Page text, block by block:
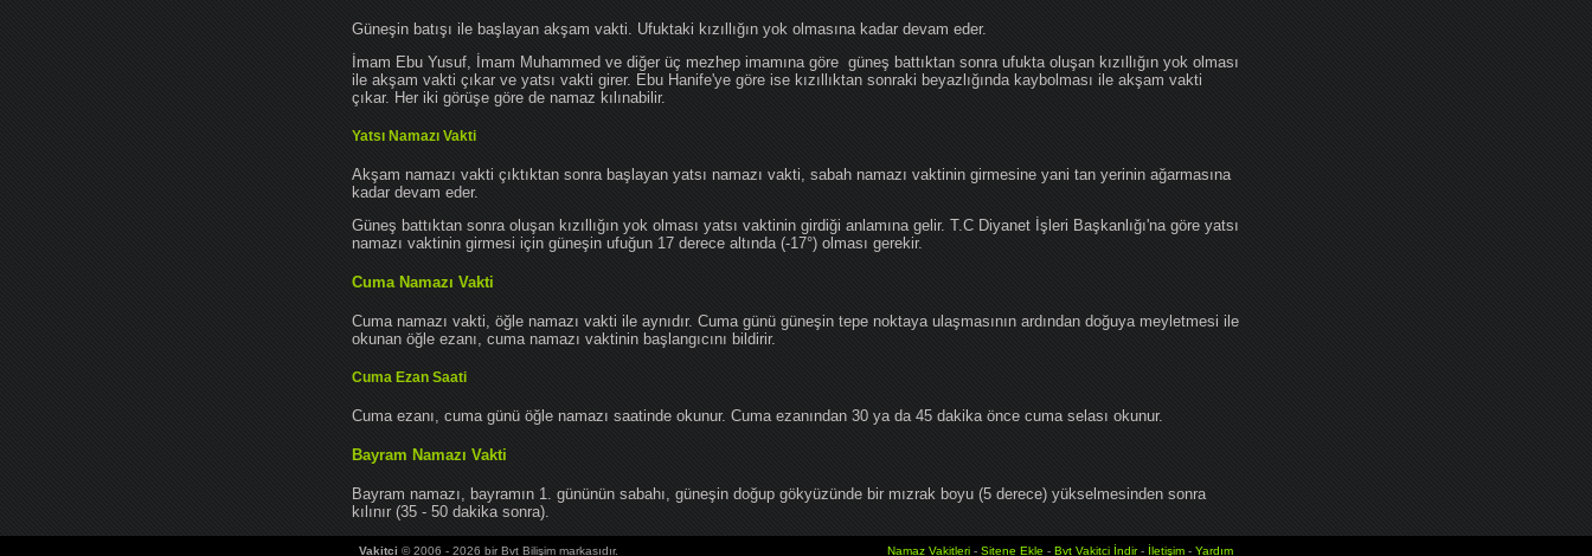
Güneşin batışı ile başlayan akşam vakti. Ufuktaki kızıllığın yok olmasına kadar devam eder.
İmam Ebu Yusuf, İmam Muhammed ve diğer üç mezhep imamına göre güneş battıktan sonra ufukta oluşan kızıllığın yok olması
ile akşam vakti çıkar ve yatsı vakti girer. Ebu Hanife'ye göre ise kızıllıktan sonraki beyazlığında kaybolması ile akşam vakti
çıkar. Her iki görüşe göre de namaz kılınabilir.
Yatsı Namazı Vakti
Akşam namazı vakti çıktıktan sonra başlayan yatsı namazı vakti, sabah namazı vaktinin girmesine yani tan yerinin ağarmasına
kadar devam eder.
Güneş battıktan sonra oluşan kızıllığın yok olması yatsı vaktinin girdiği anlamına gelir. T.C Diyanet İşleri Başkanlığı'na göre yatsı
namazı vaktinin girmesi için güneşin ufuğun 17 derece altında (-17°) olması gerekir.
Cuma Namazı Vakti
Cuma namazı vakti, öğle namazı vakti ile aynıdır. Cuma günü güneşin tepe noktaya ulaşmasının ardından doğuya meyletmesi ile
okunan öğle ezanı, cuma namazı vaktinin başlangıcını bildirir.
Cuma Ezan Saati
Cuma ezanı, cuma günü öğle namazı saatinde okunur. Cuma ezanından 30 ya da 45 dakika önce cuma selası okunur.
Bayram Namazı Vakti
Bayram namazı, bayramın 1. gününün sabahı, güneşin doğup gökyüzünde bir mızrak boyu (5 derece) yükselmesinden sonra
kılınır (35 - 50 dakika sonra).
Vakitci © 2006 - 2026 bir Bvt Bilişim markasıdır. Namaz Vakitleri - Sitene Ekle - Bvt Vakitci İndir- İletişim - Yardım